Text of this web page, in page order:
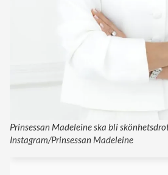
Prinsessan Madeleine ska bli
Instagram/Prinsessan Madeleine